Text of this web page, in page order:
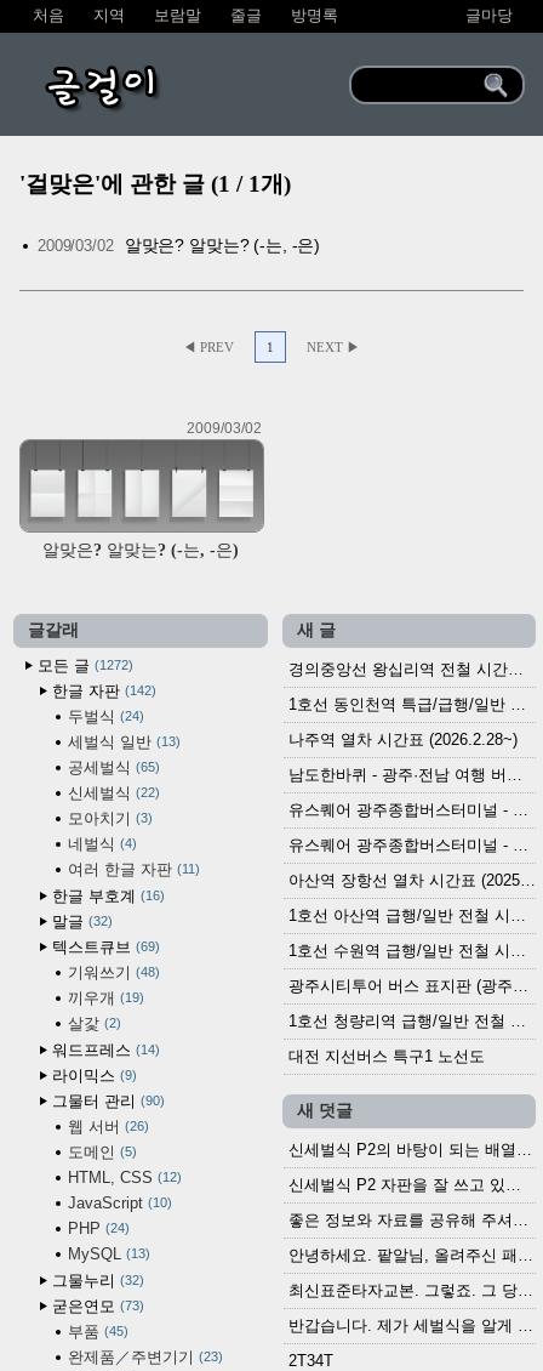
처음 지역 보람말 줄글 방명록 글마당
글걸이
'걸맞은'에 관한 글 (1 / 1개)
2009/03/02 알맞은? 알맞는? (-는, -은)
◀ PREV 1 NEXT ▶
2009/03/02
알맞은? 알맞는? (-는, -은)
글갈래
모든 글
1272
한글 자판 142
두벌식 24
세벌식 일반 13
공세벌식 65
신세벌식 22
모아치기 3
네벌식 4
여러 한글 자판 11
한글 부호계 16
말글 32
텍스트큐브 69
기워쓰기 48
끼우개 19
살갗 2
워드프레스 14
라이믹스 9
그물터 관리 90
웹 서버 26
도메인 5
HTML, CSS 12
JavaScript 10
PHP 24
MySQL 13
그물누리 32
굳은연모 73
부품 45
완제품／주변기기 23
새 글
경의중앙선 왕십리역 전철 시간표 (2026.4.20~)
나주역 열차 시간표 (2026.2.28~)
아산역 장항선 열차 시간표 (2025.12.30 기준) (무궁화호, ITX-마음, 새마을호, 서해금빛열차)
대전 지선버스 특구1 노선도
새 덧글
최신표준타자교본. 그렇죠. 그 당시에 최신 표준...
2T34T